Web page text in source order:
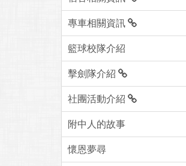
專車相關資訊
籃球校隊介紹
擊劍隊介紹
社團活動介紹
附中人的故事
懷恩夢尋